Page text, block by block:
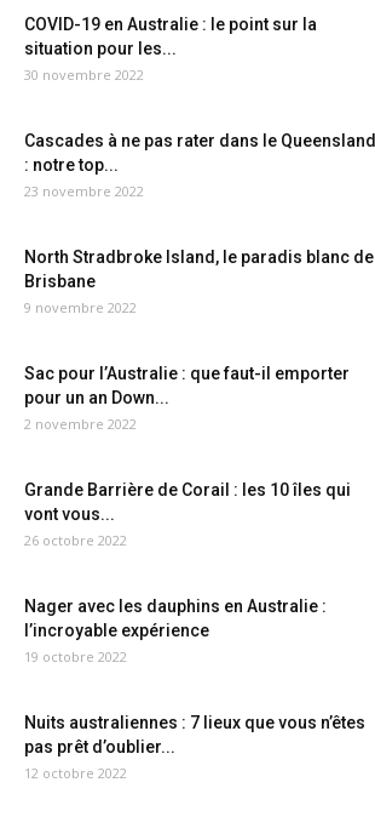
COVID-19 en Australie : le point sur la
situation pour les...
30 novembre 2022
Cascades à ne pas rater dans le Queensland
: notre top...
23 novembre 2022
North Stradbroke Island, le paradis blanc de
Brisbane
9 novembre 2022
Sac pour l’Australie : que faut-il emporter
pour un an Down...
2 novembre 2022
Grande Barrière de Corail : les 10 îles qui
vont vous...
26 octobre 2022
Nager avec les dauphins en Australie :
l’incroyable expérience
19 octobre 2022
Nuits australiennes : 7 lieux que vous n’êtes
pas prêt d’oublier...
12 octobre 2022